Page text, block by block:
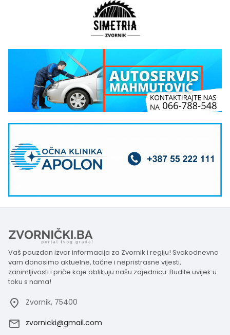
Vaš pouzdan izvor informacija za Zvornik i regiju! Svakodnevno
vam donosimo aktuelne, tačne i nepristrasne vijesti,
zanimljivosti i priče koje oblikuju našu zajednicu. Budite uvijek u
toku s nama!
Zvornik, 75400
zvornicki@gmail.com